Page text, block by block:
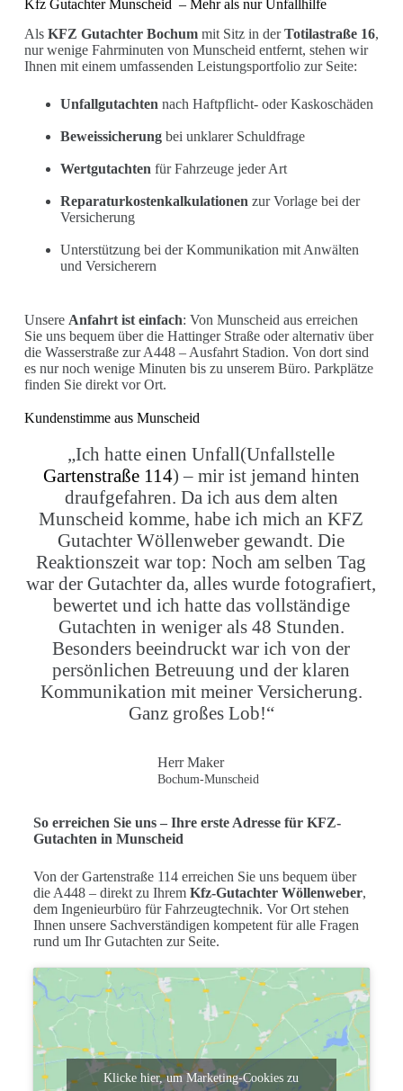
Kfz Gutachter Munscheid – Mehr als nur Unfallhilfe
Als KFZ Gutachter Bochummit Sitz in derTotilastraße 16,
nur wenige Fahrminuten von Munscheid entfernt, stehen wir
Ihnen mit einem umfassenden Leistungsportfolio zur Seite:
Unfallgutachten nach Haftpflicht- oder Kaskoschäden
Beweissicherungbei unklarer Schuldfrage
Wertgutachten für Fahrzeuge jeder Art
Reparaturkostenkalkulationen zur Vorlage bei der
Versicherung
Unterstützung bei der Kommunikation mit Anwälten
und Versicherern
Unsere Anfahrt ist einfach: Von Munscheid aus erreichen
Sie uns bequem über die Hattinger Straße oder alternativ über
die Wasserstraße zur A448 – Ausfahrt Stadion. Von dort sind
es nur noch wenige Minuten bis zu unserem Büro. Parkplätze
finden Sie direkt vor Ort.
Kundenstimme aus Munscheid
„Ich hatte einen Unfall(Unfallstelle
Gartenstraße 114) – mir ist jemand hinten
draufgefahren. Da ich aus dem alten
Munscheid komme, habe ich mich an KFZ
Gutachter Wöllenweber gewandt. Die
Reaktionszeit war top: Noch am selben Tag
war der Gutachter da, alles wurde fotografiert,
bewertet und ich hatte das vollständige
Gutachten in weniger als 48 Stunden.
Besonders beeindruckt war ich von der
persönlichen Betreuung und der klaren
Kommunikation mit meiner Versicherung.
Ganz großes Lob!“
Herr Maker
Bochum-Munscheid
So erreichen Sie uns –Ihre erste Adresse für KFZ-
Gutachten in Munscheid
Von der Gartenstraße 114 erreichen Sie uns bequem über
die A448 – direkt zu Ihrem Kfz-Gutachter Wöllenweber,
dem Ingenieurbüro für Fahrzeugtechnik. Vor Ort stehen
Ihnen unsere Sachverständigen kompetent für alle Fragen
rund um Ihr Gutachten zur Seite.
Klicke hier, um Marketing-Cookies zu